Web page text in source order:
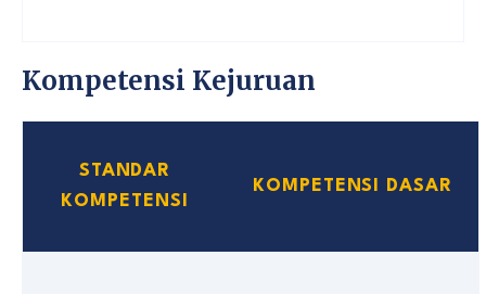
Kompetensi Kejuruan
STANDAR
KOMPETENSI
KOMPETENSI DASAR